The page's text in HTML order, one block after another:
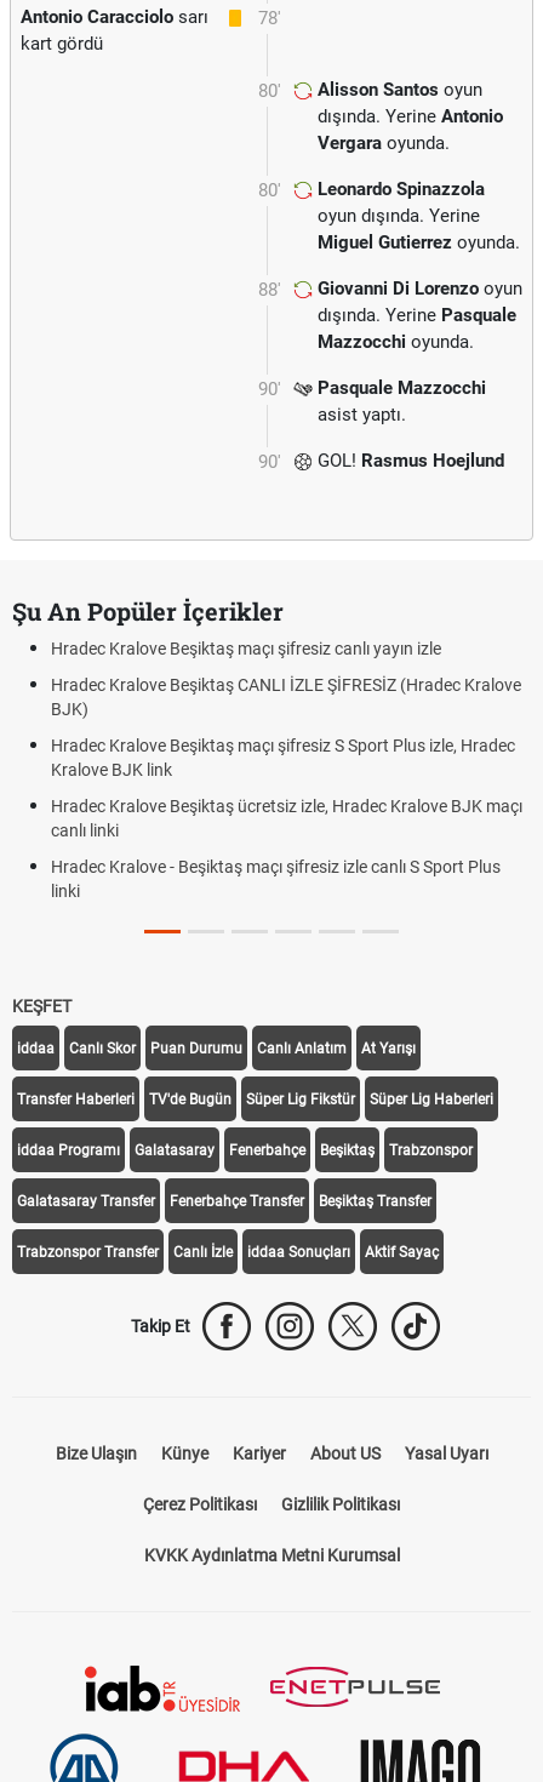
78'
Antonio Caracciolo sarı
kart gördü
80' Alisson Santos oyun
dışında. Yerine Antonio
Vergara oyunda.
80'
Leonardo Spinazzola
oyun dışında. Yerine
Miguel Gutierrez oyunda.
88' Giovanni Di Lorenzo oyun
dışında. Yerine Pasquale
Mazzocchi oyunda.
90'
Pasquale Mazzocchi
asist yaptı.
90' GOL! Rasmus Hoejlund
Şu An Popüler İçerikler
Hradec Kralove Beşiktaş maçı şifresiz canlı yayın izle
Hradec Kralove Beşiktaş CANLI İZLE ŞİFRESİZ (Hradec Kralove
BJK)
Hradec Kralove Beşiktaş maçı şifresiz S Sport Plus izle, Hradec
Kralove BJK link
Hradec Kralove Beşiktaş ücretsiz izle, Hradec Kralove BJK maçı
canlı linki
Hradec Kralove - Beşiktaş maçı şifresiz izle canlı S Sport Plus
linki
KEŞFET
iddaa Canlı Skor Puan Durumu Canlı Anlatım At Yarışı
Transfer Haberleri TV'de Bugün Süper Lig Fikstür Süper Lig Haberleri
iddaa Programı Galatasaray Fenerbahçe Beşiktaş Trabzonspor
Galatasaray Transfer Fenerbahçe Transfer Beşiktaş Transfer
Trabzonspor Transfer Canlı İzle iddaa Sonuçları Aktif Sayaç
Takip Et
Bize Ulaşın Künye Kariyer About US Yasal Uyarı
Çerez Politikası Gizlilik Politikası
KVKK Aydınlatma Metni Kurumsal